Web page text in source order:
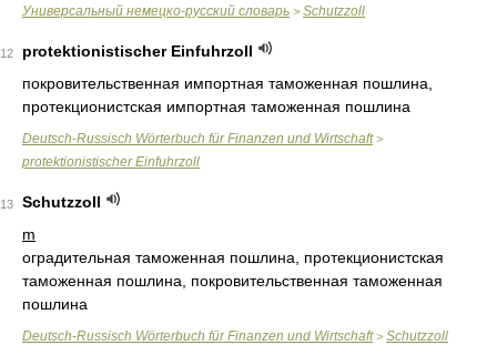
Универсальный немецко-русский словарь > Schutzzoll
12
protektionistischer Einfuhrzoll
покровительственная импортная таможенная пошлина,
протекционистская импортная таможенная пошлина
Deutsch-Russisch Wörterbuch für Finanzen und Wirtschaft>
protektionistischer Einfuhrzoll
13
Schutzzoll
m
оградительная таможенная пошлина, протекционистская
таможенная пошлина, покровительственная таможенная
пошлина
Deutsch-Russisch Wörterbuch für Finanzen und Wirtschaft> Schutzzoll